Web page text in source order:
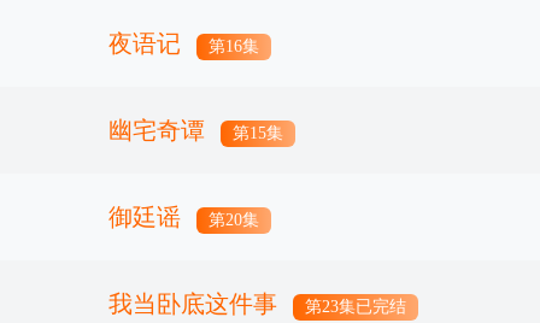
夜语记 第16集
幽宅奇谭 第15集
御廷谣 第20集
我当卧底这件事 第23集已完结